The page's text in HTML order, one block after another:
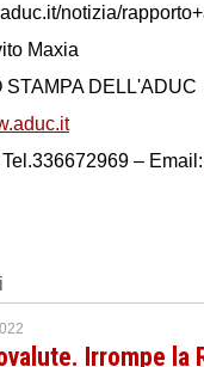
notizia/
Maxia
STAMPA DELL'ADUC
– Email:
Irrompe la